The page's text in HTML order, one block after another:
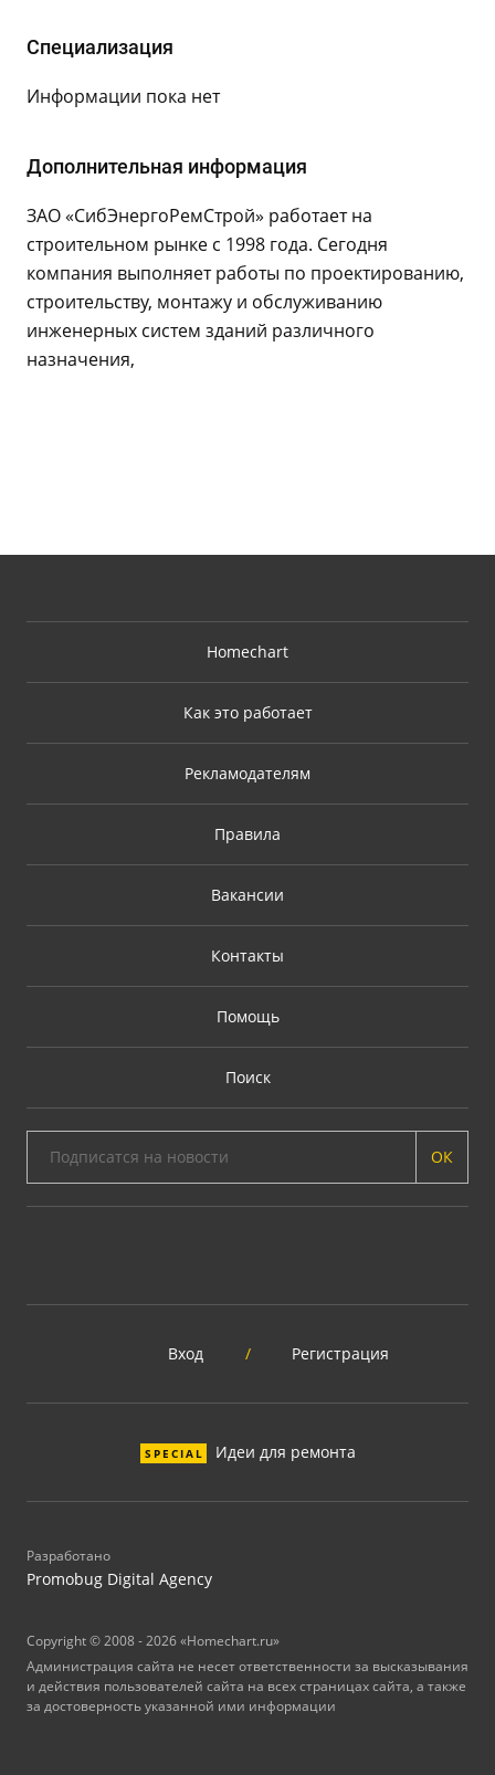
Специализация
Информации пока нет
Дополнительная информация
ЗАО «СибЭнергоРемСтрой» работает на
строительном рынке с 1998 года. Сегодня
компания выполняет работы по проектированию,
строительству, монтажу и обслуживанию
инженерных систем зданий различного
назначения,
Homechart
Как это работает
Рекламодателям
Правила
Вакансии
Контакты
Помощь
Поиск
ОК
Вход / Регистрация
SPECIAL Идеи для ремонта
Разработано
Promobug Digital Agency
Copyright © 2008 - 2026 «Homechart.ru»
Администрация сайта не несет ответственности за высказывания
и действия пользователей сайта на всех страницах сайта, а также
за достоверность указанной ими информации